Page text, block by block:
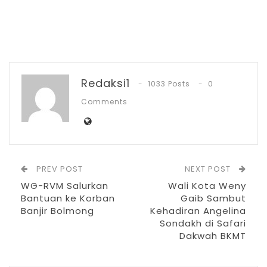
memperingati Hari Bhayangkara ke 80
tahun sebagai momentum penting bagi
Polri untuk melakukan refleksi, evaluasi
Lanjutnya, tema peringatan Hari
Bhayangkara tahun ini, “Polisi untuk
masyarakat, bersatu dalam sportivitas
mengabdi untuk masyarakat” bukan
Redaksi1 1033 Posts
0
Comments
PREV POST
WG-RVM Salurkan
Bantuan ke Korban
Banjir Bolmong
NEXT POST
Wali Kota Weny
Gaib Sambut
Kehadiran Angelina
Sondakh di Safari
Dakwah BKMT